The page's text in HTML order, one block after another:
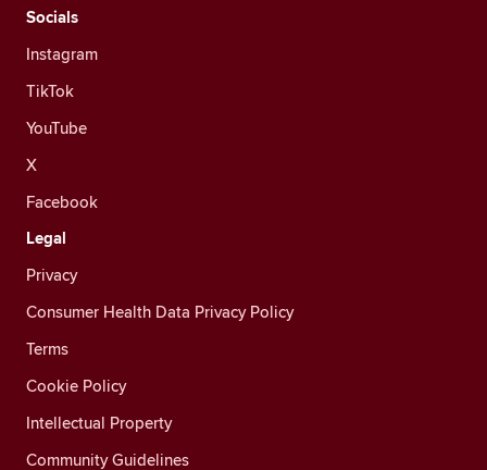
Socials
Instagram
TikTok
YouTube
X
Facebook
Legal
Privacy
Consumer Health Data Privacy Policy
Terms
Cookie Policy
Intellectual Property
Community Guidelines